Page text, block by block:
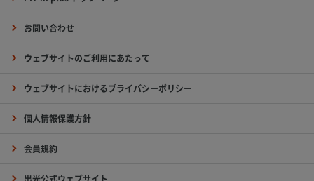
お問い合わせ
ウェブサイトのご利用にあたって
ウェブサイトにおけるプライバシーポリシー
個人情報保護方針
会員規約